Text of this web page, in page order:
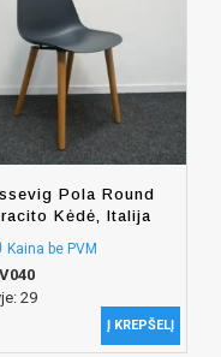
Pola Round
Kėdė, Italija
Kaina be PVM
V040
29
Į KREPŠELĮ